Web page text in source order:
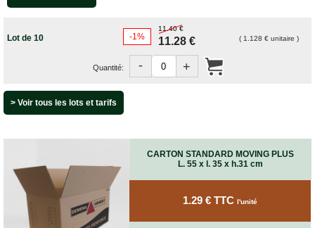
Barrels
Cartons
Carrée
Base
Rectangulaire
Cartons
Télescopiques
Lot de 10 -1%
11.40 €
11.28 € ( 1.128 € unitaire )
Quantité: +
-
> Voir tous les lots et tarifs
CARTON STANDARD MOVING PLUS
L. 55 x l. 35 x h.31 cm
1.29 € TTC l'unité